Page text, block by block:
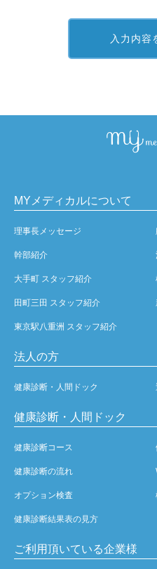
MYメディカルについて
理事長メッセージ
幹部紹介
大手町 スタッフ紹介
田町三田 スタッフ紹介
東京駅八重洲 スタッフ紹介
法人の方
健康診断・人間ドック
健康診断・人間ドック
健康診断コース
健康診断の流れ
オプション検査
健康診断結果表の見方
ご利用頂いている企業様